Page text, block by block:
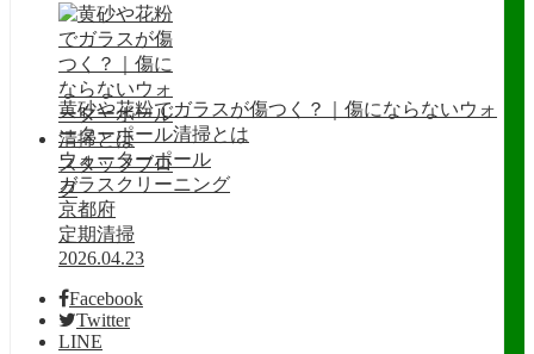
スタッフブロ
グ
黄砂や花粉でガラスが傷つく？｜傷にならないウォ
ーターポール清掃とは
ウォーターポール
ガラスクリーニング
京都府
定期清掃
2026.04.23
Facebook
Twitter
LINE